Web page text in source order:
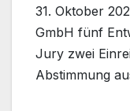
31. Oktober
GmbH fünf
Jury zwei
Abstimmung